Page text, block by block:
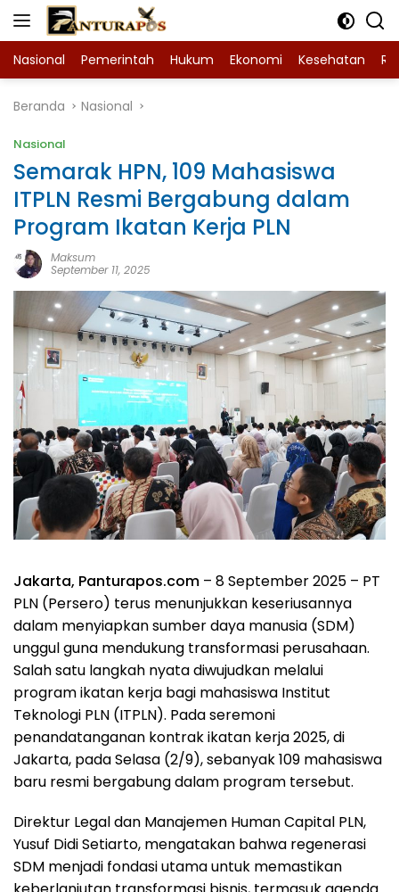
Langsung
Nasional Pemerintah Hukum Ekonomi Kesehatan
Beranda Nasional
Nasional
Semarak HPN, 109 Mahasiswa
ITPLN Resmi Bergabung dalam
Program Ikatan Kerja PLN
Maksum
September 11, 2025
Jakarta, Panturapos.com – 8 September 2025 – PT
PLN (Persero) terus menunjukkan keseriusannya
dalam menyiapkan sumber daya manusia (SDM)
unggul guna mendukung transformasi perusahaan.
Salah satu langkah nyata diwujudkan melalui
program ikatan kerja bagi mahasiswa Institut
Teknologi PLN (ITPLN). Pada seremoni
penandatanganan kontrak ikatan kerja 2025, di
Jakarta, pada Selasa (2/9), sebanyak 109 mahasiswa
baru resmi bergabung dalam program tersebut.
Direktur Legal dan Manajemen Human Capital PLN,
Yusuf Didi Setiarto, mengatakan bahwa regenerasi
SDM menjadi fondasi utama untuk memastikan